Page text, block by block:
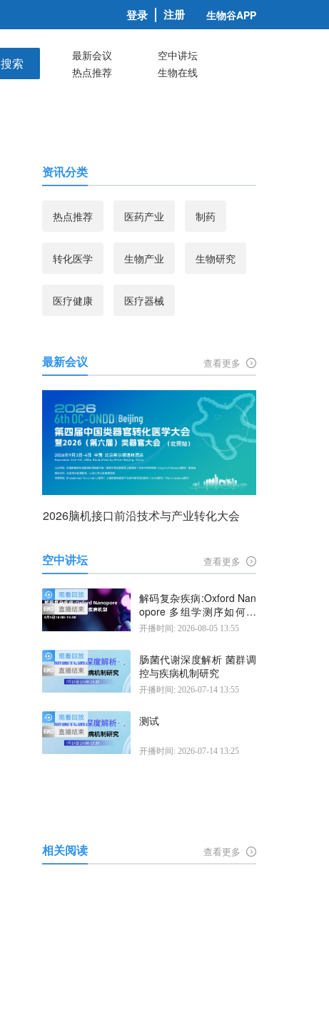
登录 注册 生物谷APP
搜索 最新会议
空中讲坛
热点推荐
生物在线
资讯分类
热点推荐 医药产业 制药
转化医学 生物产业 生物研究
医疗健康 医疗器械
最新会议 查看更多
2026脑机接口前沿技术与产业转化大会
空中讲坛 查看更多
解码复杂疾病:Oxford Nan
opore 多组学测序如何揭
示疾病机制
开播时间: 2026-08-05 13:55
肠菌代谢深度解析 菌群调
控与疾病机制研究
开播时间: 2026-07-14 13:55
测试
开播时间: 2026-07-14 13:25
相关阅读 查看更多